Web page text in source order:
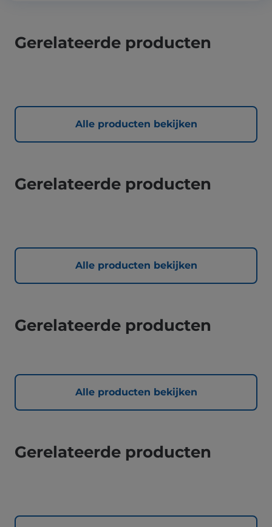
Gerelateerde producten
Alle producten bekijken
Gerelateerde producten
Alle producten bekijken
Gerelateerde producten
Alle producten bekijken
Gerelateerde producten